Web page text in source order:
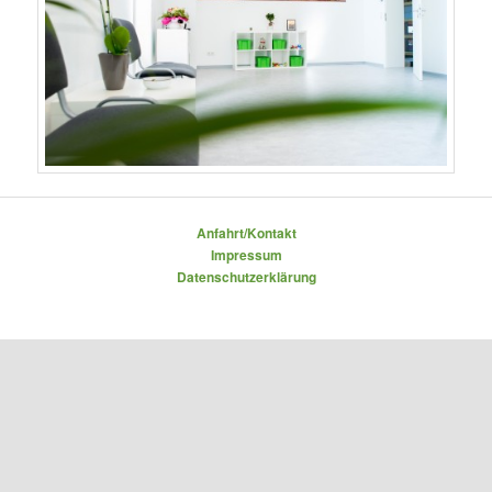
Anfahrt/Kontakt
Impressum
Datenschutzerklärung